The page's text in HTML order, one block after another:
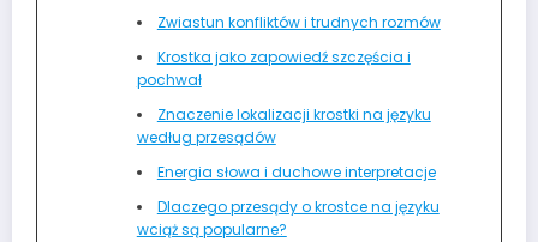
Zwiastun konfliktów i trudnych rozmów
Krostka jako zapowiedź szczęścia i
pochwał
Znaczenie lokalizacji krostki na języku
według przesądów
Energia słowa i duchowe interpretacje
Dlaczego przesądy o krostce na języku
wciąż są popularne?